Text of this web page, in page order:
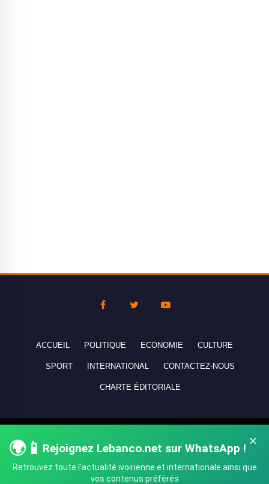
×
🌍📱 Rejoignez Lebanco.net sur WhatsApp !
Retrouvez toute l'actualité ivoirienne et internationale ainsi que
vos contenus préférés
ACCUEIL POLITIQUE ECONOMIE CULTURE
SPORT INTERNATIONAL CONTACTEZ-NOUS
CHARTE ÉDITORIALE
réservés - All rights reserved.